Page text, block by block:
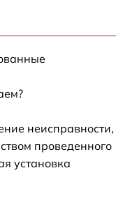
неисправности,
проведенного
установка